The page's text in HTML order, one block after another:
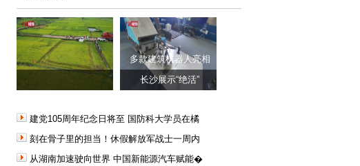
多款建筑机器人亮相
长沙展示“绝活”
建党105周年纪念日将至 国防科大学员在橘
刻在骨子里的担当！休假解放军战士一周内
从湖南加速驶向世界 中国新能源汽车赋能�